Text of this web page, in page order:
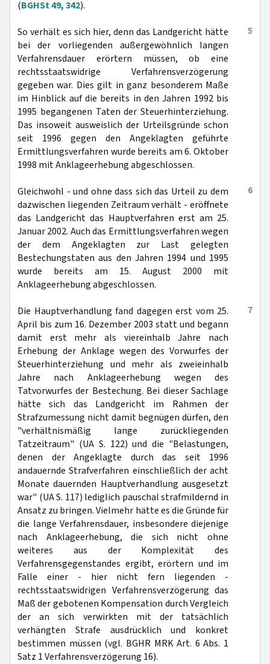
(BGHSt 49, 342).
5
So verhält es sich hier, denn das Landgericht hätte
bei der vorliegenden außergewöhnlich langen
Verfahrensdauer erörtern müssen, ob eine
rechtsstaatswidrige Verfahrensverzögerung
gegeben war. Dies gilt in ganz besonderem Maße
im Hinblick auf die bereits in den Jahren 1992 bis
1995 begangenen Taten der Steuerhinterziehung.
Das insoweit ausweislich der Urteilsgründe schon
seit 1996 gegen den Angeklagten geführte
Ermittlungsverfahren wurde bereits am 6. Oktober
1998 mit Anklageerhebung abgeschlossen.
6
Gleichwohl - und ohne dass sich das Urteil zu dem
dazwischen liegenden Zeitraum verhält - eröffnete
das Landgericht das Hauptverfahren erst am 25.
Januar 2002. Auch das Ermittlungsverfahren wegen
der dem Angeklagten zur Last gelegten
Bestechungstaten aus den Jahren 1994 und 1995
wurde bereits am 15. August 2000 mit
Anklageerhebung abgeschlossen.
7
Die Hauptverhandlung fand dagegen erst vom 25.
April bis zum 16. Dezember 2003 statt und begann
damit erst mehr als viereinhalb Jahre nach
Erhebung der Anklage wegen des Vorwurfes der
Steuerhinterziehung und mehr als zweieinhalb
Jahre nach Anklageerhebung wegen des
Tatvorwurfes der Bestechung. Bei dieser Sachlage
hätte sich das Landgericht im Rahmen der
Strafzumessung nicht damit begnügen dürfen, den
"verhältnismäßig lange zurückliegenden
Tatzeitraum" (UA S. 122) und die "Belastungen,
denen der Angeklagte durch das seit 1996
andauernde Strafverfahren einschließlich der acht
Monate dauernden Hauptverhandlung ausgesetzt
war" (UA S. 117) lediglich pauschal strafmildernd in
Ansatz zu bringen. Vielmehr hätte es die Gründe für
die lange Verfahrensdauer, insbesondere diejenige
nach Anklageerhebung, die sich nicht ohne
weiteres aus der Komplexität des
Verfahrensgegenstandes ergibt, erörtern und im
Falle einer - hier nicht fern liegenden -
rechtsstaatswidrigen Verfahrensverzögerung das
Maß der gebotenen Kompensation durch Vergleich
der an sich verwirkten mit der tatsächlich
verhängten Strafe ausdrücklich und konkret
bestimmen müssen (vgl. BGHR MRK Art. 6 Abs. 1
Satz 1 Verfahrensverzögerung 16).